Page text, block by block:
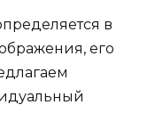
в
его